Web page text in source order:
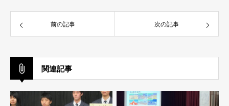
前の記事 次の記事
関連記事